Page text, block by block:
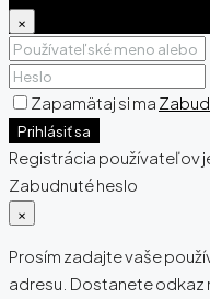
×
Zapamätaj si ma
Prihlásiť sa
Registrácia používateľov
Zabudnuté heslo
×
Prosím zadajte vaše
adresu. Dostanete odkaz